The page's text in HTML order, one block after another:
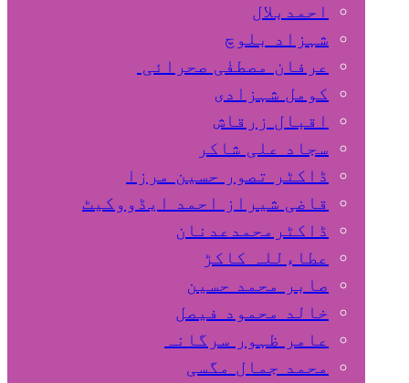
اﺣﻤﺪﺑﻼل
شہزاد بلوچ
عرفان مصطفٰی صحرائی
کومل شہزادی
اقبال زرقاش
سجاد علی شاکر
ڈاکٹر تصور حسین مرزا
قاضی شیراز احمد ایڈووکیٹ
ڈاکٹرمحمدعدنان
عطاءللہ کاکڑ
صابر محمد حسین
خالد محمود فیصل
عامر ظہور سرگانہ
محمد جمال مگسی